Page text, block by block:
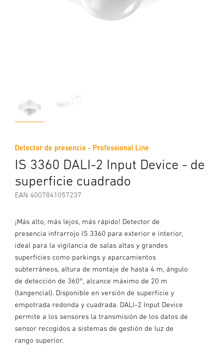
Detector de presencia - Professional Line
IS 3360 DALI-2 Input Device - de
superficie cuadrado
EAN 4007841057237
¡Más alto, más lejos, más rápido! Detector de
presencia infrarrojo IS 3360 para exterior e interior,
ideal para la vigilancia de salas altas y grandes
superficies como parkings y aparcamientos
subterráneos, altura de montaje de hasta 4 m, ángulo
de detección de 360°, alcance máximo de 20 m
(tangencial). Disponible en versión de superficie y
empotrada redonda y cuadrada. DALI-2 Input Device
permite a los sensores la transmisión de los datos de
sensor recogidos a sistemas de gestión de luz de
rango superior.